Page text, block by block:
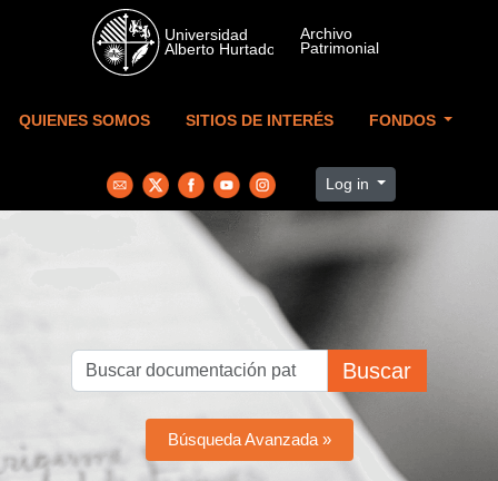
Skip to main content
QUIENES SOMOS SITIOS DE INTERÉS FONDOS
Log in
Buscar
Búsqueda Avanzada »